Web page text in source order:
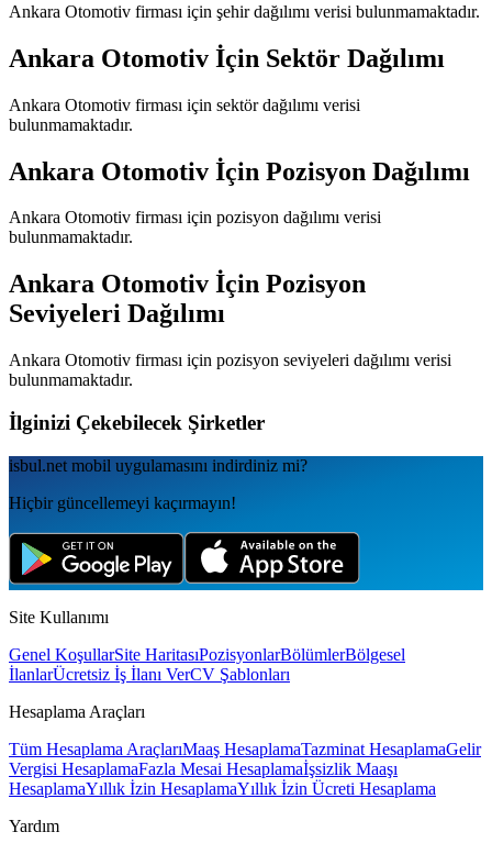
Ankara Otomotiv firması için şehir dağılımı verisi bulunmamaktadır.
Ankara Otomotiv İçin Sektör Dağılımı
Ankara Otomotiv firması için sektör dağılımı verisi
bulunmamaktadır.
Ankara Otomotiv İçin Pozisyon Dağılımı
Ankara Otomotiv firması için pozisyon dağılımı verisi
bulunmamaktadır.
Ankara Otomotiv İçin Pozisyon
Seviyeleri Dağılımı
Ankara Otomotiv firması için pozisyon seviyeleri dağılımı verisi
bulunmamaktadır.
İlginizi Çekebilecek Şirketler
isbul.net mobil uygulamаsını indirdiniz mi?
Hiçbir güncellemeyi kaçırmayın!
Site Kullanımı
Genel KoşullarSite HaritasıPozisyonlarBölümlerBölgesel
İlanlarÜcretsiz İş İlanı VerCV Şablonları
Hesaplama Araçları
Tüm Hesaplama AraçlarıMaaş HesaplamaTazminat HesaplamaGelir
Vergisi HesaplamaFazla Mesai Hesaplamaİşsizlik Maaşı
HesaplamaYıllık İzin HesaplamaYıllık İzin Ücreti Hesaplama
Yardım